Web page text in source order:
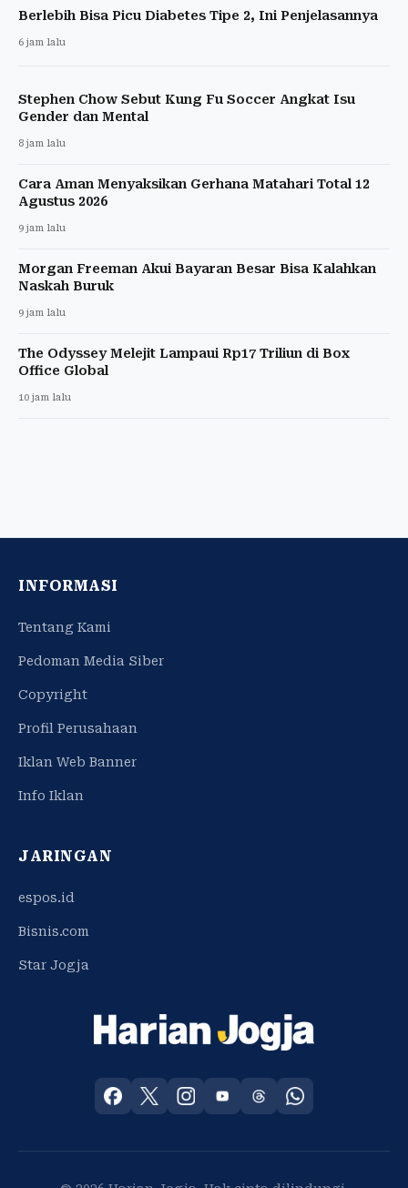
Berlebih Bisa Picu Diabetes Tipe 2, Ini Penjelasannya
6 jam lalu
Stephen Chow Sebut Kung Fu Soccer Angkat Isu
Gender dan Mental
8 jam lalu
Cara Aman Menyaksikan Gerhana Matahari Total 12
Agustus 2026
9 jam lalu
Morgan Freeman Akui Bayaran Besar Bisa Kalahkan
Naskah Buruk
9 jam lalu
The Odyssey Melejit Lampaui Rp17 Triliun di Box
Office Global
10 jam lalu
INFORMASI
Tentang Kami
Pedoman Media Siber
Copyright
Profil Perusahaan
Iklan Web Banner
Info Iklan
JARINGAN
espos.id
Bisnis.com
Star Jogja